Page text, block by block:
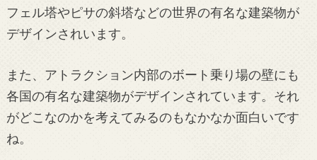
フェル塔やピサの斜塔などの世界の有名な建築物が
デザインされいます。
また、アトラクション内部のボート乗り場の壁にも
各国の有名な建築物がデザインされています。それ
がどこなのかを考えてみるのもなかなか面白いです
ね。